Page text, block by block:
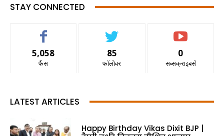
STAY CONNECTED
5,058
फैंस
85
फॉलोवर
0
सब्सक्राइबर्स
LATEST ARTICLES
Happy Birthday Vikas Dixit BJP |